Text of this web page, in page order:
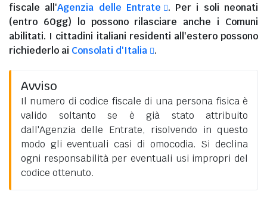
fiscale all'Agenzia delle Entrate
. Per i soli neonati
(entro 60gg) lo possono rilasciare anche i Comuni
abilitati. I cittadini italiani residenti all'esteropossono
richiederlo ai Consolati d'Italia .
Avviso
Il numero di codice fiscale di una persona fisica è
valido soltanto se è già stato attribuito
dall'Agenzia delle Entrate, risolvendo in questo
modo gli eventuali casi di omocodia. Si declina
ogni responsabilità per eventuali usi impropri del
codice ottenuto.